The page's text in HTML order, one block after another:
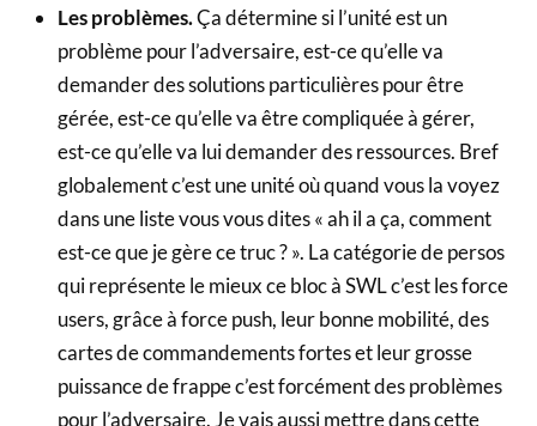
Les problèmes.Ça détermine si l’unité est un
problème pour l’adversaire, est-ce qu’elle va
demander des solutions particulières pour être
gérée, est-ce qu’elle va être compliquée à gérer,
est-ce qu’elle va lui demander des ressources. Bref
globalement c’est une unité où quand vous la voyez
dans une liste vous vous dites « ah il a ça, comment
est-ce que je gère ce truc ? ». La catégorie de persos
qui représente le mieux ce bloc à SWL c’est les force
users, grâce à force push, leur bonne mobilité, des
cartes de commandements fortes et leur grosse
puissance de frappe c’est forcément des problèmes
pour l’adversaire. Je vais aussi mettre dans cette